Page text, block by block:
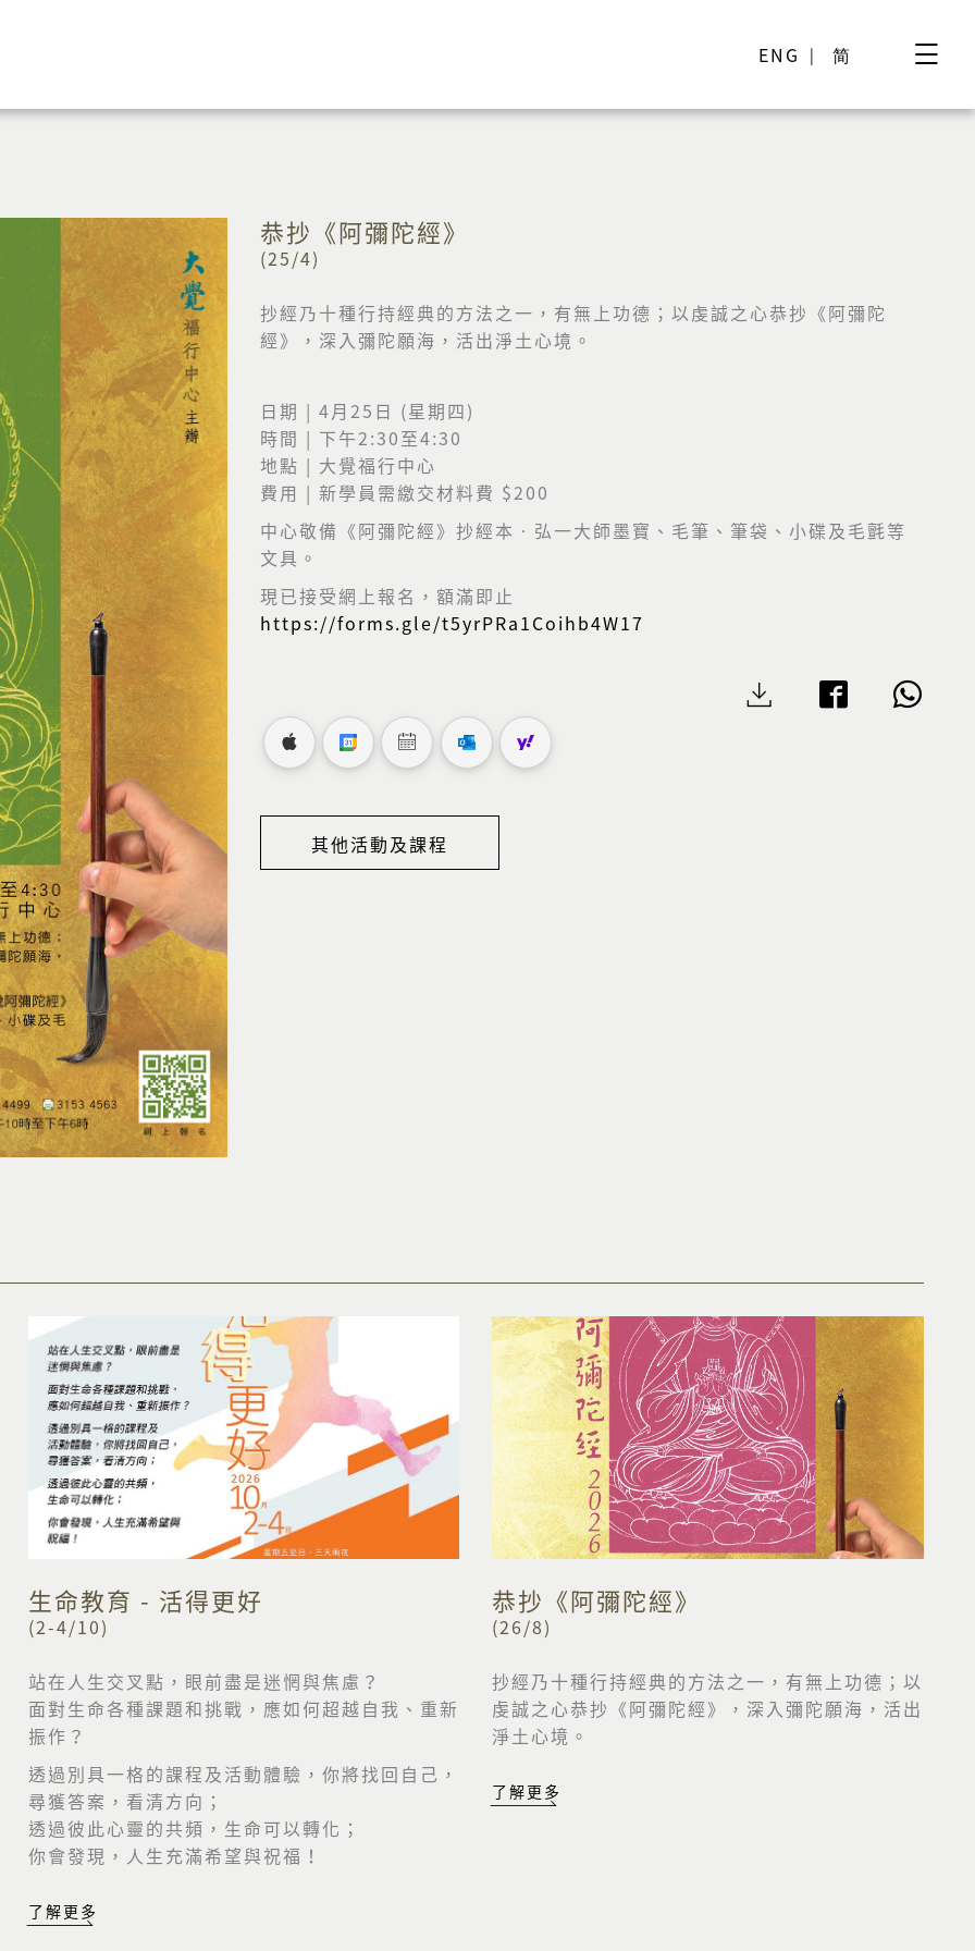
ENG 简
恭抄《阿彌陀經》
(25/4)
抄經乃十種行持經典的方法之一，有無上功德；以虔誠之心恭抄《阿彌陀
經》，深入彌陀願海，活出淨土心境。
日期 | 4月25日 (星期四)
時間 | 下午2:30至4:30
地點 | 大覺福行中心
費用 | 新學員需繳交材料費 $200
中心敬備《阿彌陀經》抄經本‧弘一大師墨寶、毛筆、筆袋、小碟及毛氈等
文具。
現已接受網上報名，額滿即止
https://forms.gle/t5yrPRa1Coihb4W17
其他活動及課程
生命教育 - 活得更好
(2-4/10)
站在人生交叉點，眼前盡是迷惘與焦慮？
面對生命各種課題和挑戰，應如何超越自我、重新
振作？
透過別具一格的課程及活動體驗，你將找回自己，
尋獲答案，看清方向；
透過彼此心靈的共頻，生命可以轉化；
你會發現，人生充滿希望與祝福！
了解更多
恭抄《阿彌陀經》
(26/8)
抄經乃十種行持經典的方法之一，有無上功德；以
虔誠之心恭抄《阿彌陀經》，深入彌陀願海，活出
淨土心境。
了解更多